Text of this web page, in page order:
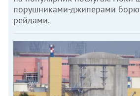
порушниками-джиперами
рейдами.